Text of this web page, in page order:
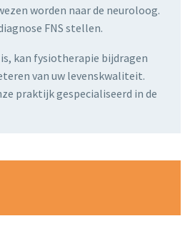
worden naar de neuroloog.
FNS stellen.
kan fysiotherapie bijdragen
van uw levenskwaliteit.
praktijk gespecialiseerd in de